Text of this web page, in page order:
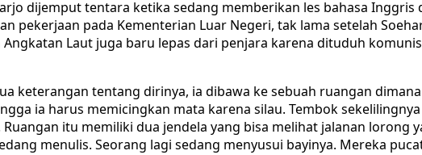
dijemput tentara ketika sedang memberikan les bahasa
pekerjaan pada Kementerian Luar Negeri, tak lama setelah
Laut juga baru lepas dari penjara karena dituduh
keterangan tentang dirinya, ia dibawa ke sebuah ruangan
ia harus memicingkan mata karena silau. Tembok
itu memiliki dua jendela yang bisa melihat jalanan
menulis. Seorang lagi sedang menyusui bayinya. Mereka